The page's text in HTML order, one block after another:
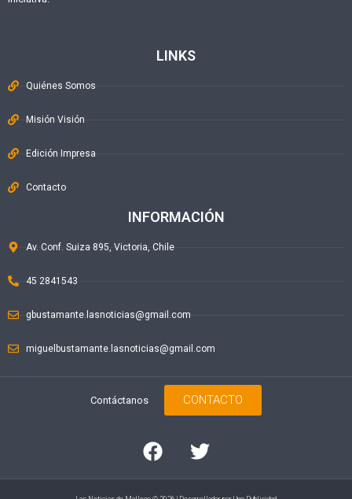
LINKS
Quiénes Somos
Misión Visión
Edición Impresa
Contacto
INFORMACIÓN
Av. Conf. Suiza 895, Victoria, Chile
45 2841543
gbustamante.lasnoticias@gmail.com
miguelbustamante.lasnoticias@gmail.com
Contáctanos CONTACTO